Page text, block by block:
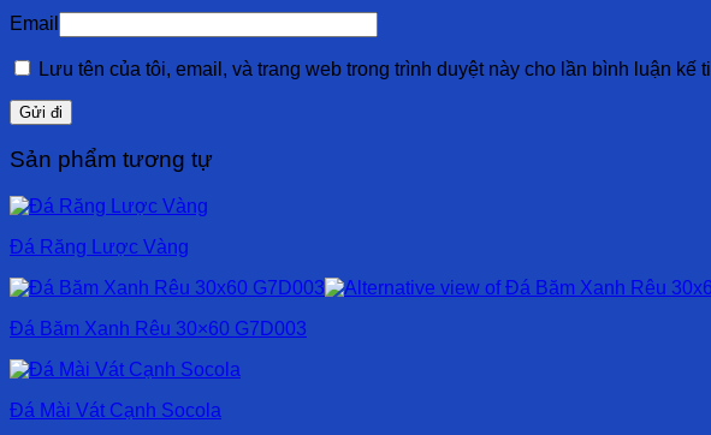
Email
Lưu tên của tôi, email, và trang web trong trình duyệt này cho lần bình luận kế
Sản phẩm tương tự
Đá Răng Lược Vàng
Đá Băm Xanh Rêu 30×60 G7D003
Đá Mài Vát Cạnh Socola